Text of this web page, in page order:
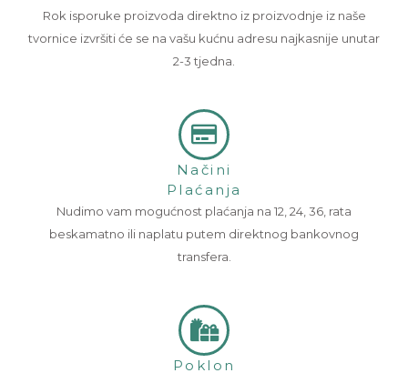
Rok isporuke proizvoda direktno iz proizvodnje iz naše
tvornice izvršiti će se na vašu kućnu adresu najkasnije unutar
2-3 tjedna.
Načini
Plaćanja
Nudimo vam mogućnost plaćanja na 12, 24, 36, rata
beskamatno ili naplatu putem direktnog bankovnog
transfera.
Poklon